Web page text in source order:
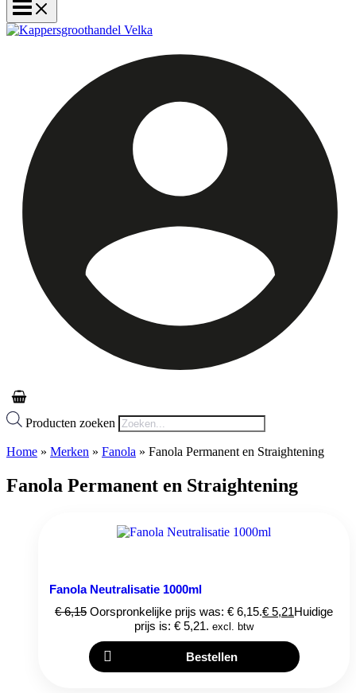
Producten zoeken
Home » Merken » Fanola » Fanola Permanent en Straightening
Fanola Permanent en Straightening
Fanola Neutralisatie 1000ml
€6,15 Oorspronkelijke prijs was: € 6,15.€ 5,21Huidige
prijs is: € 5,21. excl. btw
Bestellen